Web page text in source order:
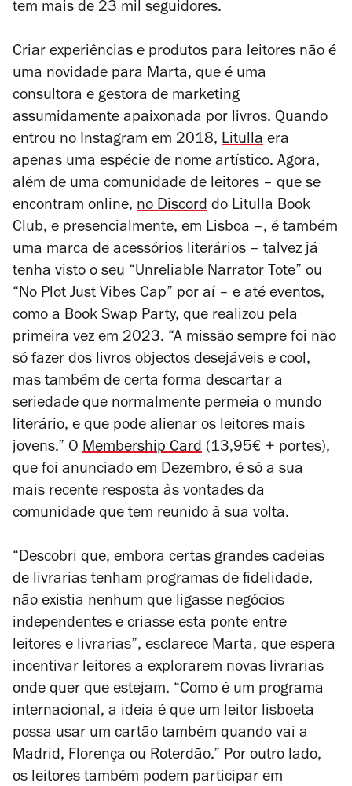
tem mais de 23 mil seguidores.
Criar experiências e produtos para leitores não é
uma novidade para Marta, que é uma
consultora e gestora de marketing
assumidamente apaixonada por livros. Quando
entrou no Instagram em 2018, Litulla era
apenas uma espécie de nome artístico. Agora,
além de uma comunidade de leitores – que se
encontram online, no Discord do Litulla Book
Club, e presencialmente, em Lisboa –, é também
uma marca de acessórios literários – talvez já
tenha visto o seu “Unreliable Narrator Tote” ou
“No Plot Just Vibes Cap” por aí – e até eventos,
como a Book Swap Party, que realizou pela
primeira vez em 2023. “A missão sempre foi não
só fazer dos livros objectos desejáveis e cool,
mas também de certa forma descartar a
seriedade que normalmente permeia o mundo
literário, e que pode alienar os leitores mais
jovens.” O Membership Card (13,95€ + portes),
que foi anunciado em Dezembro, é só a sua
mais recente resposta às vontades da
comunidade que tem reunido à sua volta.
“Descobri que, embora certas grandes cadeias
de livrarias tenham programas de fidelidade,
não existia nenhum que ligasse negócios
independentes e criasse esta ponte entre
leitores e livrarias”, esclarece Marta, que espera
incentivar leitores a explorarem novas livrarias
onde quer que estejam. “Como é um programa
internacional, a ideia é que um leitor lisboeta
possa usar um cartão também quando vai a
Madrid, Florença ou Roterdão.” Por outro lado,
os leitores também podem participar em